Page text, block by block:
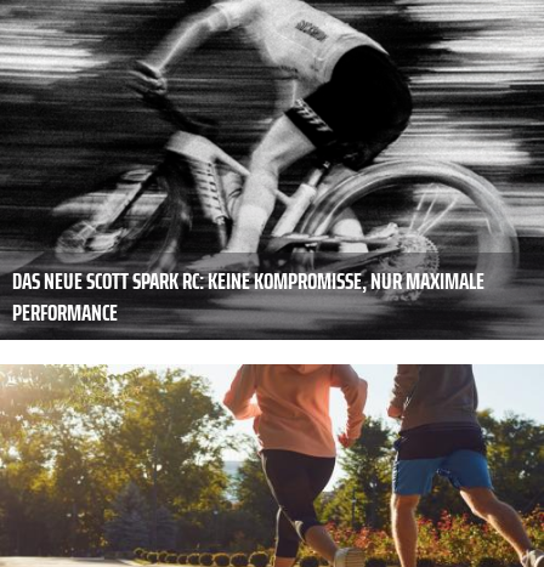
DAS NEUE SCOTT SPARK RC: KEINE KOMPROMISSE, NUR MAXIMALE
PERFORMANCE